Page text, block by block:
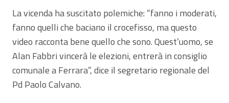
La vicenda ha suscitato polemiche: “fanno i moderati,
fanno quelli che baciano il crocefisso, ma questo
video racconta bene quello che sono. Quest’uomo, se
Alan Fabbri vincerà le elezioni, entrerà in consiglio
comunale a Ferrara”, dice il segretario regionale del
Pd Paolo Calvano.